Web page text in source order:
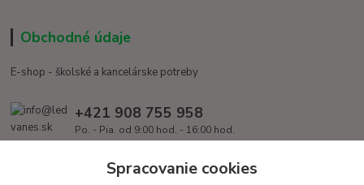
Obchodné údaje
E-shop - školské a kancelárske potreby
+421 908 755 958
Po. - Pia. od 9:00 hod. - 16:00 hod.
info@ledvanes.skSpracovanie cookies